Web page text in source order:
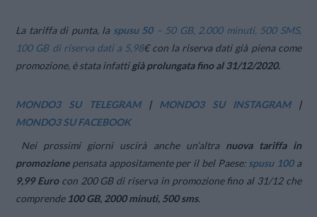
La tariffa di punta, laspusu 50– 50 GB, 2.000 minuti, 500 SMS,
100 GB di riserva dati a 5,98€ con la riserva dati già piena come
promozione, è stata infattigià prolungata fino al 31/12/2020.
MONDO3 SU TELEGRAM| MONDO3 SU INSTAGRAM|
MONDO3 SU FACEBOOK
Nei prossimi giorni uscirà anche un’altra nuova tariffa in
promozionepensata appositamente per il bel Paese: spusu 100a
9,99 Eurocon 200 GB di riserva in promozione fino al 31/12 che
comprende100 GB, 2000 minuti, 500 sms.